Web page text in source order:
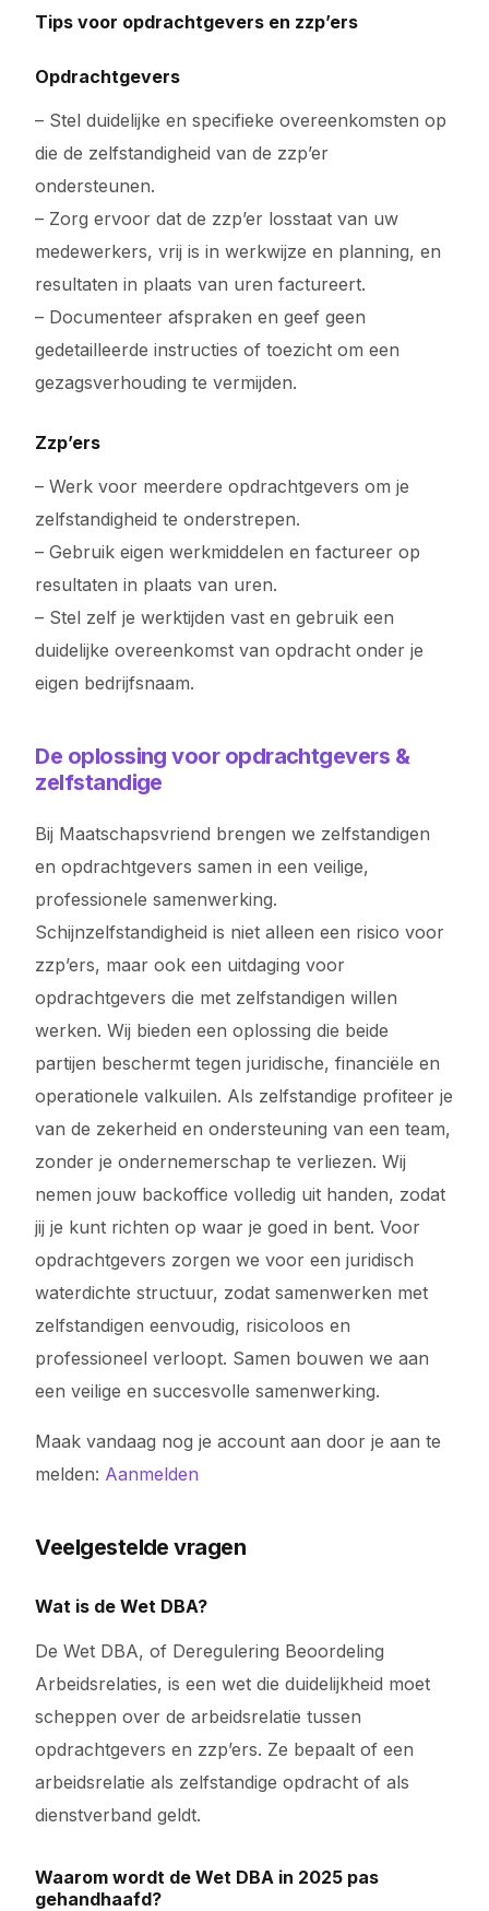
Tips voor opdrachtgevers en zzp’ers
Opdrachtgevers
– Stel duidelijke en specifieke overeenkomsten op
die de zelfstandigheid van de zzp’er
ondersteunen.
– Zorg ervoor dat de zzp’er losstaat van uw
medewerkers, vrij is in werkwijze en planning, en
resultaten in plaats van uren factureert.
– Documenteer afspraken en geef geen
gedetailleerde instructies of toezicht om een
gezagsverhouding te vermijden.
Zzp’ers
– Werk voor meerdere opdrachtgevers om je
zelfstandigheid te onderstrepen.
– Gebruik eigen werkmiddelen en factureer op
resultaten in plaats van uren.
– Stel zelf je werktijden vast en gebruik een
duidelijke overeenkomst van opdracht onder je
eigen bedrijfsnaam.
De oplossing voor opdrachtgevers &
zelfstandige
Bij Maatschapsvriend brengen we zelfstandigen
en opdrachtgevers samen in een veilige,
professionele samenwerking.
Schijnzelfstandigheid is niet alleen een risico voor
zzp’ers, maar ook een uitdaging voor
opdrachtgevers die met zelfstandigen willen
werken. Wij bieden een oplossing die beide
partijen beschermt tegen juridische, financiële en
operationele valkuilen. Als zelfstandige profiteer je
van de zekerheid en ondersteuning van een team,
zonder je ondernemerschap te verliezen. Wij
nemen jouw backoffice volledig uit handen, zodat
jij je kunt richten op waar je goed in bent. Voor
opdrachtgevers zorgen we voor een juridisch
waterdichte structuur, zodat samenwerken met
zelfstandigen eenvoudig, risicoloos en
professioneel verloopt. Samen bouwen we aan
een veilige en succesvolle samenwerking.
Maak vandaag nog je account aan door je aan te
melden: Aanmelden
Veelgestelde vragen
Wat is de Wet DBA?
De Wet DBA, of Deregulering Beoordeling
Arbeidsrelaties, is een wet die duidelijkheid moet
scheppen over de arbeidsrelatie tussen
opdrachtgevers en zzp’ers. Ze bepaalt of een
arbeidsrelatie als zelfstandige opdracht of als
dienstverband geldt.
Waarom wordt de Wet DBA in 2025 pas
gehandhaafd?